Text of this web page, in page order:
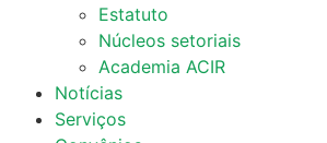
Estatuto
Núcleos setoriais
Academia ACIR
Notícias
Serviços